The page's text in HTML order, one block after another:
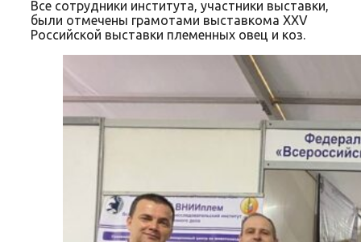
Все сотрудники института, участники выставки,
были отмечены грамотами выставкома XXV
Российской выставки племенных овец и коз.